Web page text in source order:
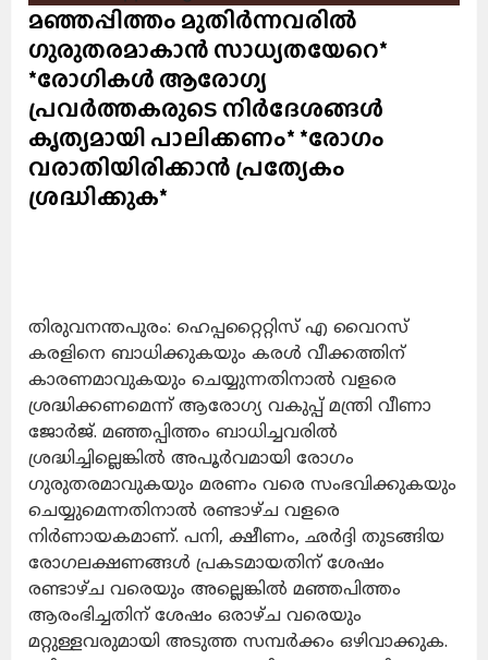
മഞ്ഞപ്പിത്തം മുതിര്‍ന്നവരില്‍
ഗുരുതരമാകാന്‍ സാധ്യതയേറെ*
*രോഗികള്‍ ആരോഗ്യ
പ്രവര്‍ത്തകരുടെ നിര്‍ദേശങ്ങള്‍
കൃത്യമായി പാലിക്കണം* *രോഗം
വരാതിയിരിക്കാന്‍ പ്രത്യേകം
ശ്രദ്ധിക്കുക*
തിരുവനന്തപുരം: ഹെപ്പറ്റൈറ്റിസ് എ വൈറസ്
കരളിനെ ബാധിക്കുകയും കരള്‍ വീക്കത്തിന്
കാരണമാവുകയും ചെയ്യുന്നതിനാല്‍ വളരെ
ശ്രദ്ധിക്കണമെന്ന് ആരോഗ്യ വകുപ്പ് മന്ത്രി വീണാ
ജോര്‍ജ്. മഞ്ഞപ്പിത്തം ബാധിച്ചവരില്‍
ശ്രദ്ധിച്ചില്ലെങ്കില്‍ അപൂര്‍വമായി രോഗം
ഗുരുതരമാവുകയും മരണം വരെ സംഭവിക്കുകയും
ചെയ്യുമെന്നതിനാല്‍ രണ്ടാഴ്ച വളരെ
നിര്‍ണായകമാണ്. പനി, ക്ഷീണം, ഛര്‍ദ്ദി തുടങ്ങിയ
രോഗലക്ഷണങ്ങള്‍ പ്രകടമായതിന് ശേഷം
രണ്ടാഴ്ച വരെയും അല്ലെങ്കില്‍ മഞ്ഞപിത്തം
ആരംഭിച്ചതിന് ശേഷം ഒരാഴ്ച വരെയും
മറ്റുള്ളവരുമായി അടുത്ത സമ്പര്‍ക്കം ഒഴിവാക്കുക.